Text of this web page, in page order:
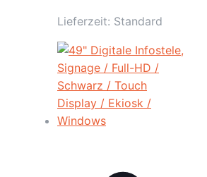
Lieferzeit: Standard